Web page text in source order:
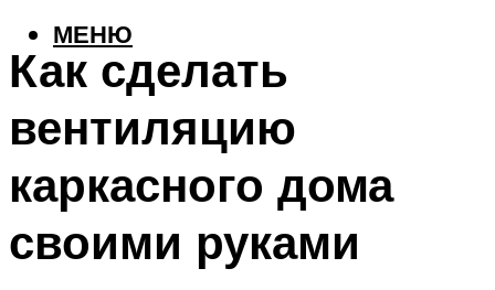
МЕНЮ
Как сделать
вентиляцию
каркасного дома
своими руками